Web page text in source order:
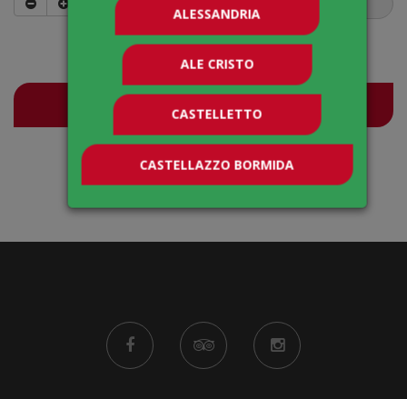
4,00
ALESSANDRIA
ALE CRISTO
CASTELLETTO
CASTELLAZZO BORMIDA